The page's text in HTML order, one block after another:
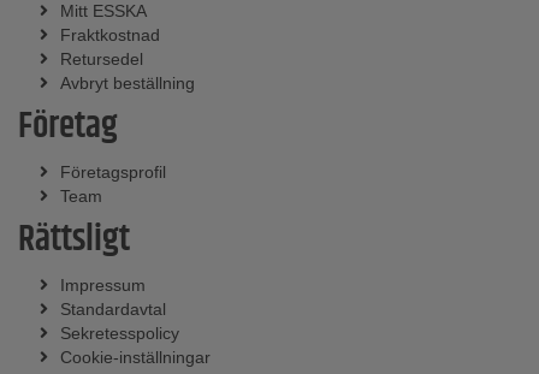
Mitt ESSKA
Fraktkostnad
Retursedel
Avbryt beställning
Företag
Företagsprofil
Team
Rättsligt
Impressum
Standardavtal
Sekretesspolicy
Cookie-inställningar